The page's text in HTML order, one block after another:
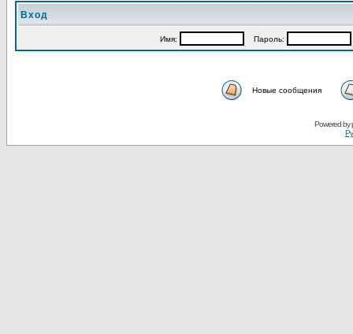
Вход
Имя: Пароль:
Новые сообщения
Powered by